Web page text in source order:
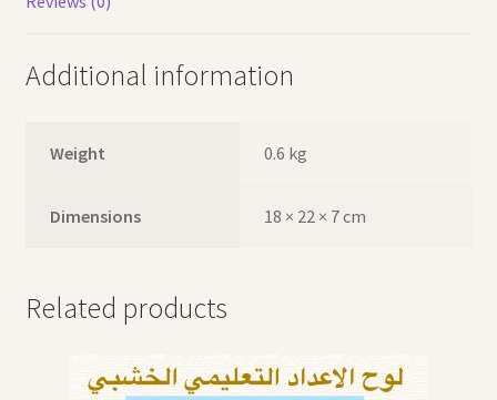
Additional information
Weight 0.6 kg
Dimensions 18 × 22 × 7 cm
Related products